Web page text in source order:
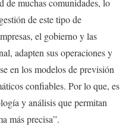
de muchas comunidades, lo
de este tipo de
el gobierno y las
adapten sus operaciones y
en los modelos de previsión
confiables. Por lo que, es
y análisis que permitan
más precisa”.